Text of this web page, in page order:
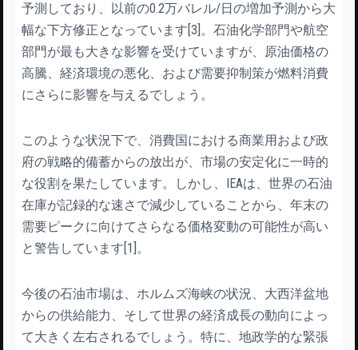
予測しており、以前の0.2万バレル/日の増加予測から大
幅な下方修正となっています[3]。石油化学部門や航空
部門が最も大きな影響を受けていますが、原油価格の
高騰、経済環境の悪化、および需要抑制策が燃料消費
にさらに影響を与えるでしょう。
このような状況下で、消費国における商業用および政
府の戦略的備蓄からの放出が、市場の安定化に一時的
な役割を果たしています。しかし、IEAは、世界の石油
在庫が記録的な速さで減少していることから、年末の
需要ピークに向けてさらなる価格変動の可能性が高い
と警告しています[1]。
今後の石油市場は、ホルムズ海峡の状況、大西洋盆地
からの供給能力、そして世界の経済成長の動向によっ
て大きく左右されるでしょう。特に、地政学的な緊張